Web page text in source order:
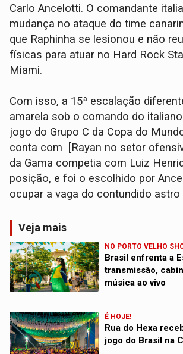
Carlo Ancelotti. O comandante
mudança no ataque do time
que Raphinha se lesionou e não
físicas para atuar no Hard Rock
Miami.
Com isso, a 15ª escalação
amarela sob o comando do
jogo do Grupo C da Copa do
conta com [Rayan no setor
da Gama competia com Luiz
posição, e foi o escolhido por
ocupar a vaga do contundido astro
Veja mais
NO PORTO VELHO
Brasil enfrenta a
transmissão,
música ao vivo
É HOJE!
Rua do Hexa
jogo do Brasil na